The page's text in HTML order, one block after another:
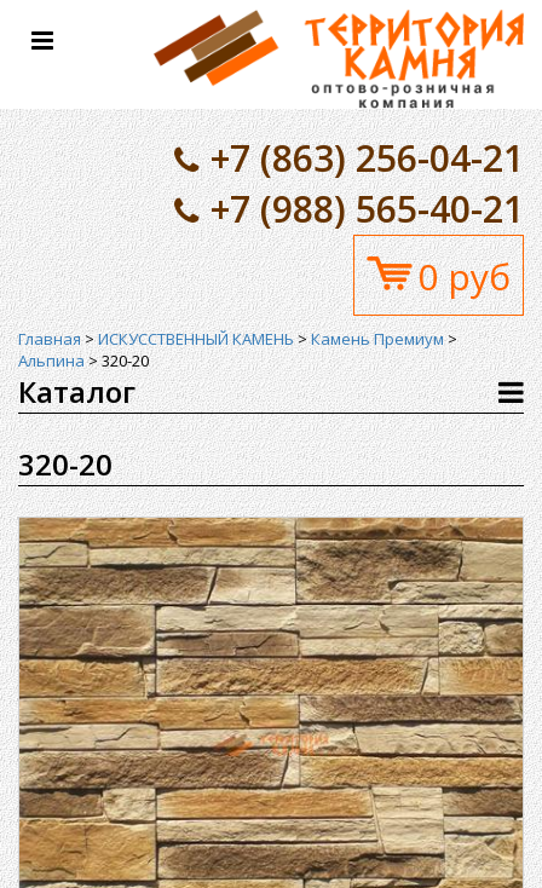
Toggle
+7 (863) 256-04-21
+7 (988) 565-40-21
0 руб
Главная>ИСКУССТВЕННЫЙ КАМЕНЬ>Камень Премиум>
Альпина>320-20
Каталог
320-20